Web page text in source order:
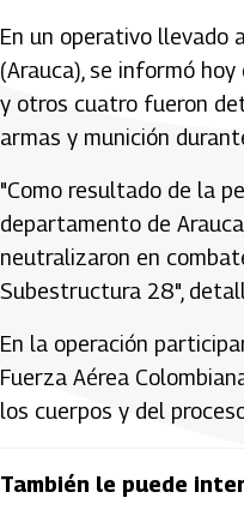
En un operativo llevado
(Arauca), se informó
y otros cuatro fueron
armas y munición
"Como resultado de la
departamento de
neutralizaron en
Subestructura 28",
En la operación
Fuerza Aérea
los cuerpos y del
También le puede